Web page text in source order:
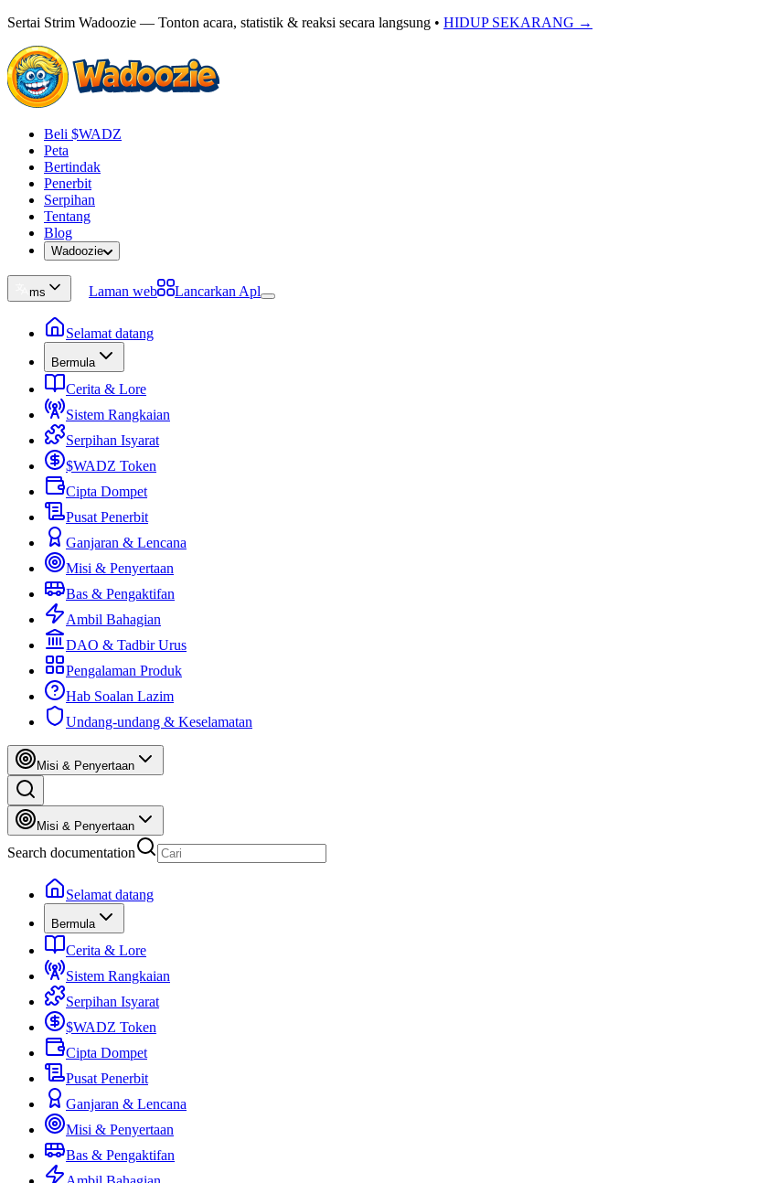
Sertai Strim Wadoozie — Tonton acara, statistik & reaksi secara langsung • HIDUP SEKARANG →
Beli $WADZ
Peta
Bertindak
Penerbit
Serpihan
Tentang
Blog
Wadoozie
ms Laman web Lancarkan Apl
Selamat datang
Bermula
Cerita & Lore
Sistem Rangkaian
Serpihan Isyarat
$WADZ Token
Cipta Dompet
Pusat Penerbit
Ganjaran & Lencana
Misi & Penyertaan
Bas & Pengaktifan
Ambil Bahagian
DAO & Tadbir Urus
Pengalaman Produk
Hab Soalan Lazim
Undang-undang & Keselamatan
Misi & Penyertaan
Misi & Penyertaan
Search documentation
Selamat datang
Bermula
Cerita & Lore
Sistem Rangkaian
Serpihan Isyarat
$WADZ Token
Cipta Dompet
Pusat Penerbit
Ganjaran & Lencana
Misi & Penyertaan
Bas & Pengaktifan